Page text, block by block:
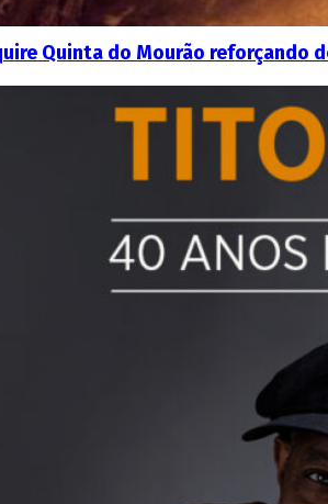
Quinta do Mourão reforçando